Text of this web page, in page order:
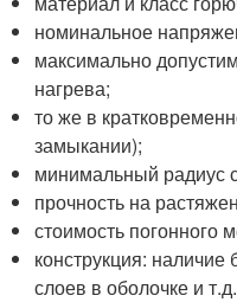
номинальное
максимально
нагрева;
то же в
замыкании);
минимальный радиус
прочность на
стоимость погонного
конструкция: наличие
слоев в оболочке и т.д.